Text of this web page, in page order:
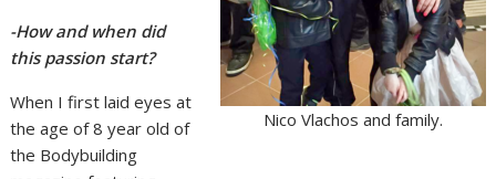
Nico Vlachos and family.
-How and when did
this passion start?
When I first laid eyes at
the age of 8 year old of
the Bodybuilding